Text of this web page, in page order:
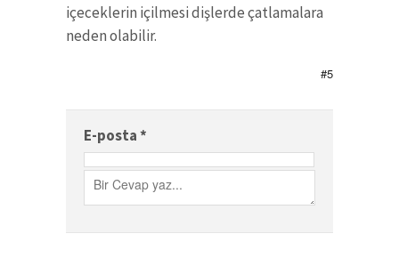
içeceklerin içilmesi dişlerde çatlamalara
neden olabilir.
#5
E-posta*